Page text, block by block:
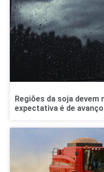
Regiões da soja devem
expectativa é de